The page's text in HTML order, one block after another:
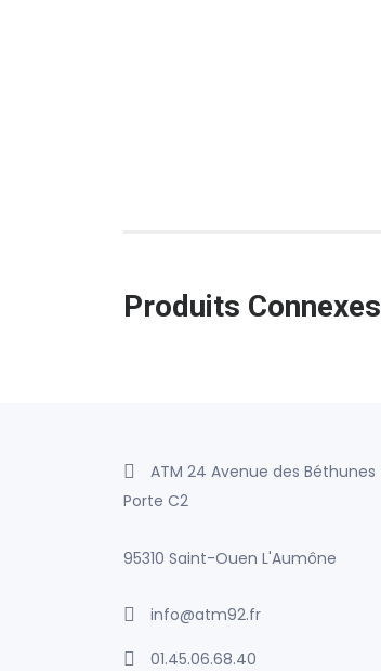
Produits Connexes
ATM 24 Avenue des Béthunes
Porte C2
95310 Saint-Ouen L'Aumône
info@atm92.fr
01.45.06.68.40